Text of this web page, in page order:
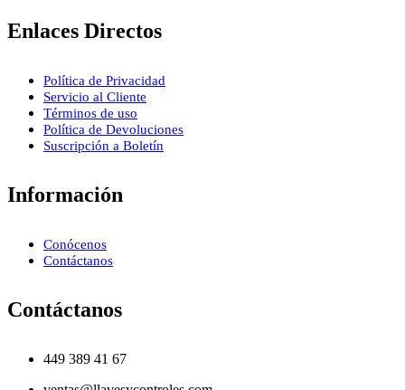
Enlaces Directos
Política de Privacidad
Servicio al Cliente
Términos de uso
Política de Devoluciones
Suscripción a Boletín
Información
Conócenos
Contáctanos
Contáctanos
449 389 41 67